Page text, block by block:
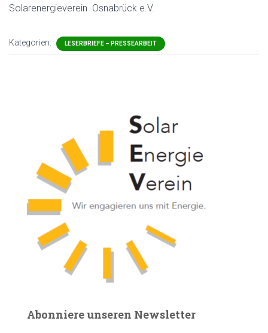
Solarenergieverein Osnabrück e.V.
Kategorien: LESERBRIEFE – PRESSEARBEIT
Abonniere unseren Newsletter